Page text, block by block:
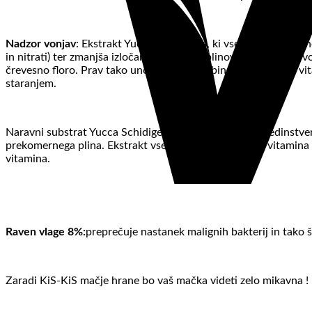
Nadzor vonjav: Ekstrakt Yucca Schidigera, ki vsebuje tako
in nitrati) ter zmanjša izločanje škodljivih plinov in neprijeten
črevesno floro. Prav tako unčinkovita kombinacija posebnih
staranjem.
Naravni substrat Yucca Schidigera je značilen po svoji
prekomernega plina. Ekstrakt vsebuje znatno količino vitamina
vitamina.
Raven vlage 8%:preprečuje nastanek malignih bakterij in tako
Zaradi KiS-KiS mačje hrane bo vaš mačka videti zelo mikavna !